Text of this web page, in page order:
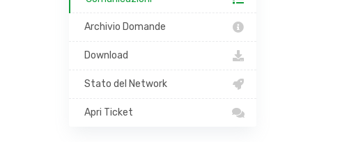
Archivio Domande
Download
Stato del Network
Apri Ticket